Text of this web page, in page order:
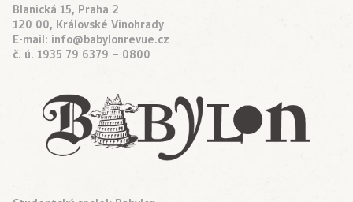
Blanická 15, Praha 2
120 00, Královské Vinohrady
E-mail: info@babylonrevue.cz
č. ú. 1935 79 6379 – 0800